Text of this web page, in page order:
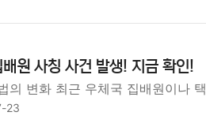
원 사칭 사건 발생! 지금 확인!
의 변화 최근 우체국 집배원이나
23